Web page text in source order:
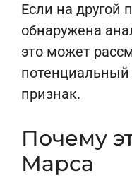
Если на другой
обнаружена
это может
потенциальный
признак.
Почему
Марса